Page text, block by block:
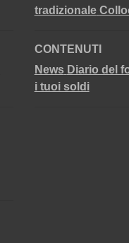
tradizionale
CONTENUTI
News Diario del
i tuoi soldi